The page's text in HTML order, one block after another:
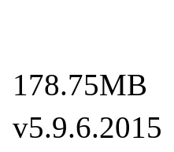
178.75MB
v5.9.6.2015